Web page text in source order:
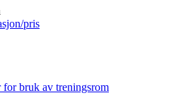
pris
for bruk av treningsrom